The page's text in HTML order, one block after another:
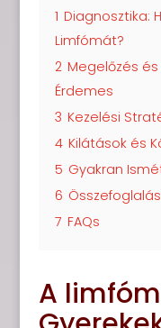
1 Diagnosztika:
Limfómát?
2 Megelőzés és
Érdemes
3 Kezelési
4 Kilátások és
5 Gyakran
6 Összefoglalás
7 FAQs
A